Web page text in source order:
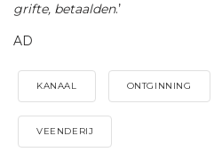
grifte, betaalden.’
AD
KANAAL ONTGINNING
VEENDERIJ